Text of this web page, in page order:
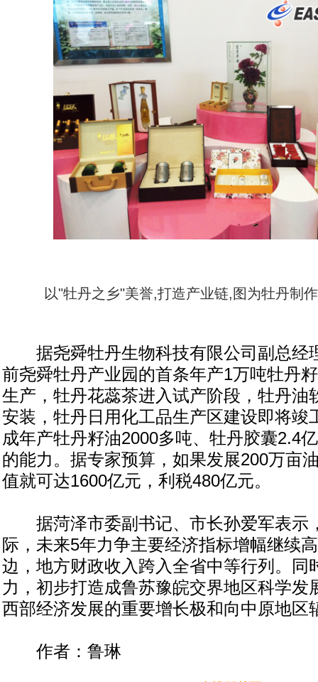
以"牡丹之乡"美誉,打造产业链,图为牡丹制
据尧舜牡丹生物科技有限公司副总经
前尧舜牡丹产业园的首条年产1万吨牡丹
生产，牡丹花蕊茶进入试产阶段，牡丹油
安装，牡丹日用化工品生产区建设即将竣
成年产牡丹籽油2000多吨、牡丹胶囊2.4
的能力。据专家预算，如果发展200万亩
值就可达1600亿元，利税480亿元。
据菏泽市委副书记、市长孙爱军表示
际，未来5年力争主要经济指标增幅继续
边，地方财政收入跨入全省中等行列。同
力，初步打造成鲁苏豫皖交界地区科学发
西部经济发展的重要增长极和向中原地区
作者：鲁琳